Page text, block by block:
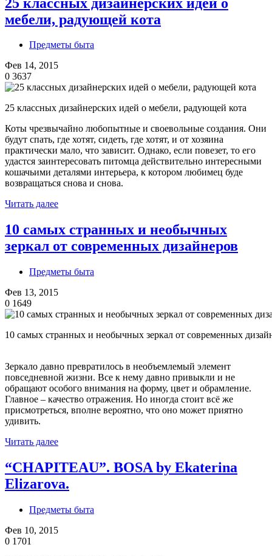
мебели, радующей кота
Предметы быта
Фев 14, 2015
0 3637
25 классных дизайнерских идей о мебели, радующей кота
Коты чрезвычайно любопытные и своевольные создания. Они
будут спать, где хотят, сидеть, где хотят, и от хозяина
практически мало, что зависит. Однако, если повезет, то его
удастся заинтересовать питомца действительно интересными
кошачьими деталями интерьера, к котором любимец буде
возвращаться снова и снова.
Читать далее
10 самых странных и необычных
зеркал от современных дизайнеров
Предметы быта
Фев 13, 2015
0 1649
10 самых странных и необычных зеркал от современных
Зеркало давно превратилось в необъемлемый элемент
повседневной жизни. Все к нему давно привыкли и не
обращают особого внимания на форму, цвет и обрамление.
Главное – качество отражения. Но иногда стоит всё же
присмотреться, вполне вероятно, что оно может приятно
удивить.
Читать далее
“CHAPITEAU”. BOSA by Ekaterina
Elizarova.
Предметы быта
Фев 10, 2015
0 1701